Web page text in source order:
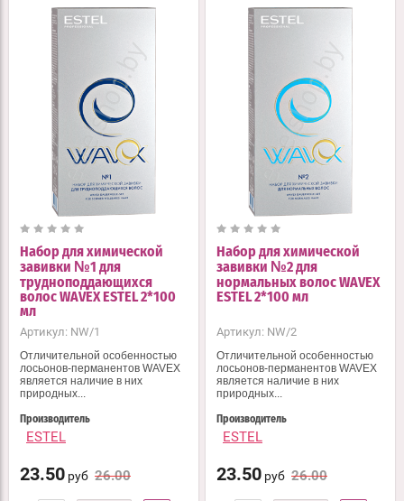
Набор для химической
завивки №1 для
трудноподдающихся
волос WAVEX ESTEL 2*100
мл
Артикул: NW/1
Отличительной особенностью
лосьонов-перманентов WAVEX
является наличие в них
природных...
Производитель
ESTEL
26.00
23.50 руб
Набор для химической
завивки №2 для
нормальных волос WAVEX
ESTEL 2*100 мл
Артикул: NW/2
Отличительной особенностью
лосьонов-перманентов WAVEX
является наличие в них
природных...
Производитель
ESTEL
26.00
23.50 руб